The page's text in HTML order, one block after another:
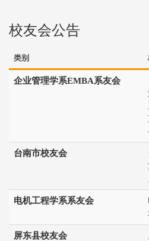
校友会公告
类别
企业管理学系EMBA系友会
台南市校友会
电机工程学系系友会
屏东县校友会